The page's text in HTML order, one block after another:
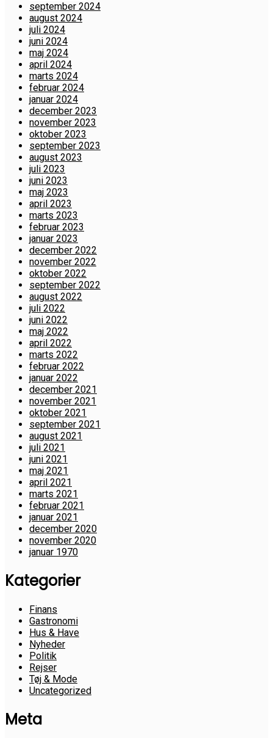
september 2024
august 2024
juli 2024
juni 2024
maj 2024
april 2024
marts 2024
februar 2024
januar 2024
december 2023
november 2023
oktober 2023
september 2023
august 2023
juli 2023
juni 2023
maj 2023
april 2023
marts 2023
februar 2023
januar 2023
december 2022
november 2022
oktober 2022
september 2022
august 2022
juli 2022
juni 2022
maj 2022
april 2022
marts 2022
februar 2022
januar 2022
december 2021
november 2021
oktober 2021
september 2021
august 2021
juli 2021
juni 2021
maj 2021
april 2021
marts 2021
februar 2021
januar 2021
december 2020
november 2020
januar 1970
Kategorier
Finans
Gastronomi
Hus & Have
Nyheder
Politik
Rejser
Tøj & Mode
Uncategorized
Meta